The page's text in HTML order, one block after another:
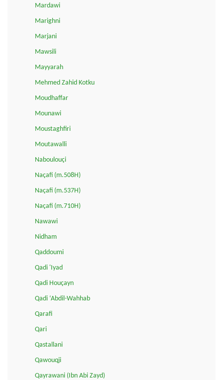
Mardawi
Marighni
Marjani
Mawsili
Mayyarah
Mehmed Zahid Kotku
Moudhaffar
Mounawi
Moustaghfiri
Moutawalli
Naboulouçi
Naçafi (m.508H)
Naçafi (m.537H)
Naçafi (m.710H)
Nawawi
Nidham
Qaddoumi
Qadi 'Iyad
Qadi Houçayn
Qadi ‘Abdil-Wahhab
Qarafi
Qari
Qastallani
Qawouqji
Qayrawani (Ibn Abi Zayd)